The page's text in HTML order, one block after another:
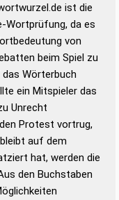
zu
um die
Spiel zu
in 12 Bänden
und gutes
Grammatik
ist die
Wortprüfung, da es
von
beim Spiel zu
Wörterbuch
ein Mitspieler das
Unrecht
Protest vortrug,
auf dem
hat, werden die
den Buchstaben